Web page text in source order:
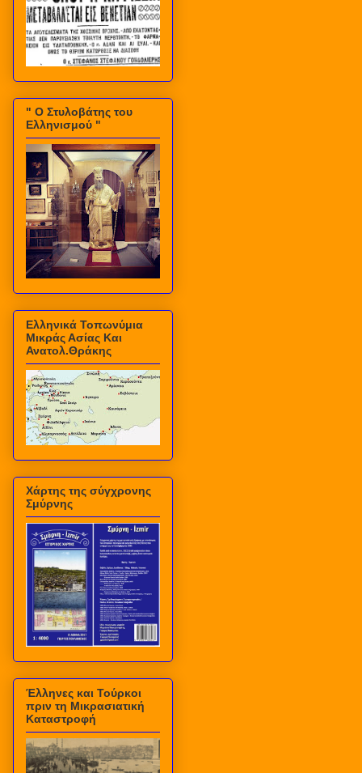
" Ο Στυλοβάτης του
Ελληνισμού "
Ελληνικά Τοπωνύμια
Μικράς Ασίας Και
Ανατολ.Θράκης
Χάρτης της σύγχρονης
Σμύρνης
Έλληνες και Τούρκοι
πριν τη Μικρασιατική
Καταστροφή